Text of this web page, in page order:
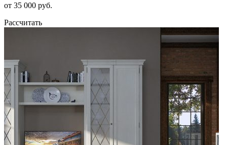
от 35 000 руб.
Рассчитать